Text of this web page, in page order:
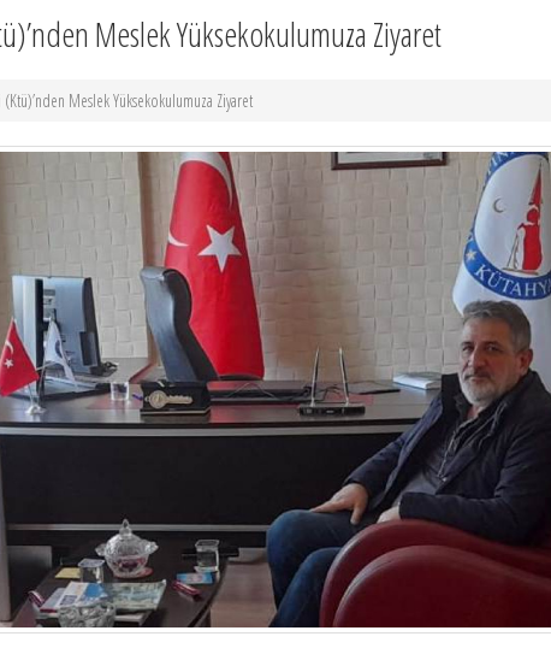
Meslek Yüksekokulumuza Ziyaret
Meslek Yüksekokulumuza Ziyaret